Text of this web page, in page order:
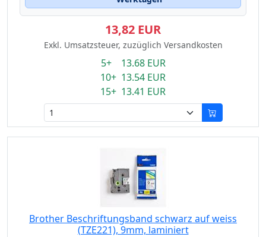
13,82 EUR
Exkl. Umsatzsteuer, zuzüglich Versandkosten
5+ 13.68 EUR
10+ 13.54 EUR
15+ 13.41 EUR
Brother Beschriftungsband schwarz auf weiss
(TZE221), 9mm, laminiert